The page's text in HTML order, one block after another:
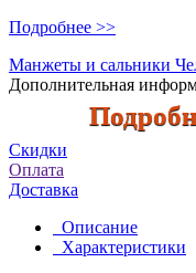
Подробнее >>
Манжеты и сальники
Дополнительная
Скидки
Оплата
Доставка
Описание
Характеристики